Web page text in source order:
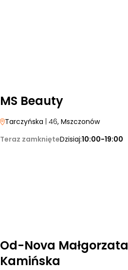
MS Beauty
Tarczyńska | 46, Mszczonów
Teraz zamknięteDzisiaj:10:00-19:00
Od-Nova Małgorzata
Kamińska